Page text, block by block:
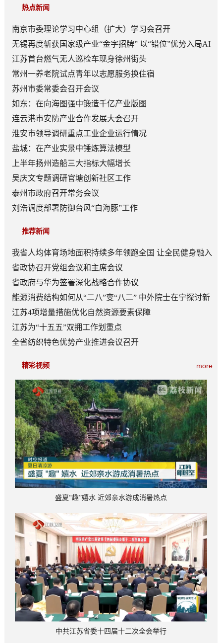
热点新闻
南京市委理论学习中心组（扩大）学习会召开
无锡再度斩获国家级产业“金字招牌” 以“错位”优势入局AI
顶层赛道
江苏首台燃气无人巡检车现身徐州街头
常州一养老院试点青年以志愿服务换住宿
苏州市委常委会召开会议
如东：在向海图强中锻造千亿产业版图
连云港市安防产业合作发展大会召开
淮安市领导调研重点工业企业运行情况
盐城：在产业实景中锤炼算法模型
上半年扬州造船三大指标大幅增长
吴庆文专题调研官塘创新社区工作
泰州市政府召开常务会议
刘浩调度部署防御台风“白海豚”工作
推荐新闻
我省人均体育场地面积持续多年领跑全国 让全民健身融入
日常成为风尚
省政协召开党组会议和主席会议
省政府与华为签署深化战略合作协议
能源消费结构如何从“二八”变“八二” 中外院士在宁探讨新
型能源体系建设
江苏4项增量措施优化自然资源要素保障
江苏为“十五五”双拥工作划重点
全省纺织特色优势产业推进会议召开
more
精彩视频
盛夏“趣”嬉水 近郊亲水游成消暑热点
中共江苏省委十四届十二次全会举行